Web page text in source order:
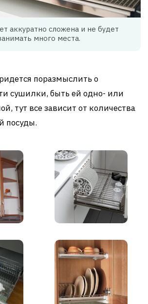
аккуратно сложена и не будет
много места.
поразмыслить о
сушилки, быть ей одно- или
тут все зависит от количества
посуды.